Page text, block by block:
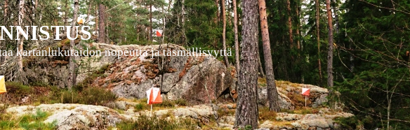
kartanlukutaidon nopeutta ja täsmällisyyttä